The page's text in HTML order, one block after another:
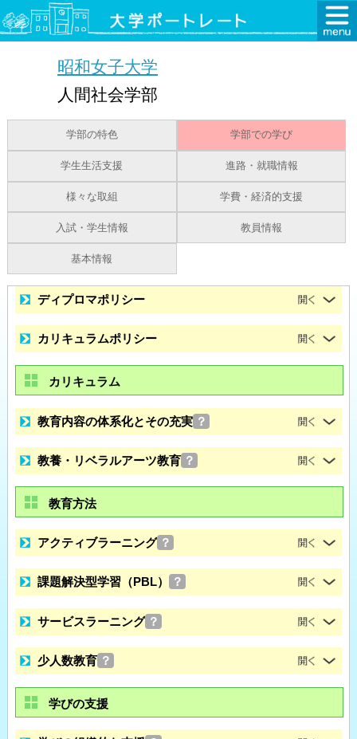
昭和女子大学
人間社会学部
学部の特色 学部での学び
学生生活支援 進路・就職情報
様々な取組 学費・経済的支援
入試・学生情報 教員情報
基本情報
ディプロマポリシー
カリキュラムポリシー
カリキュラム
教育内容の体系化とその充実 ？
教養・リベラルアーツ教育 ？
教育方法
アクティブラーニング ？
課題解決型学習（PBL） ？
サービスラーニング ？
少人数教育 ？
学びの支援